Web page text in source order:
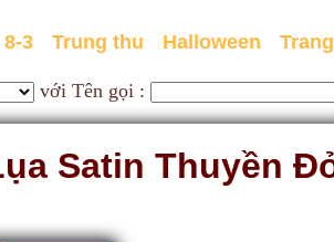
8-3 Trung thu Halloween
với Tên gọi :
Satin Thuyền